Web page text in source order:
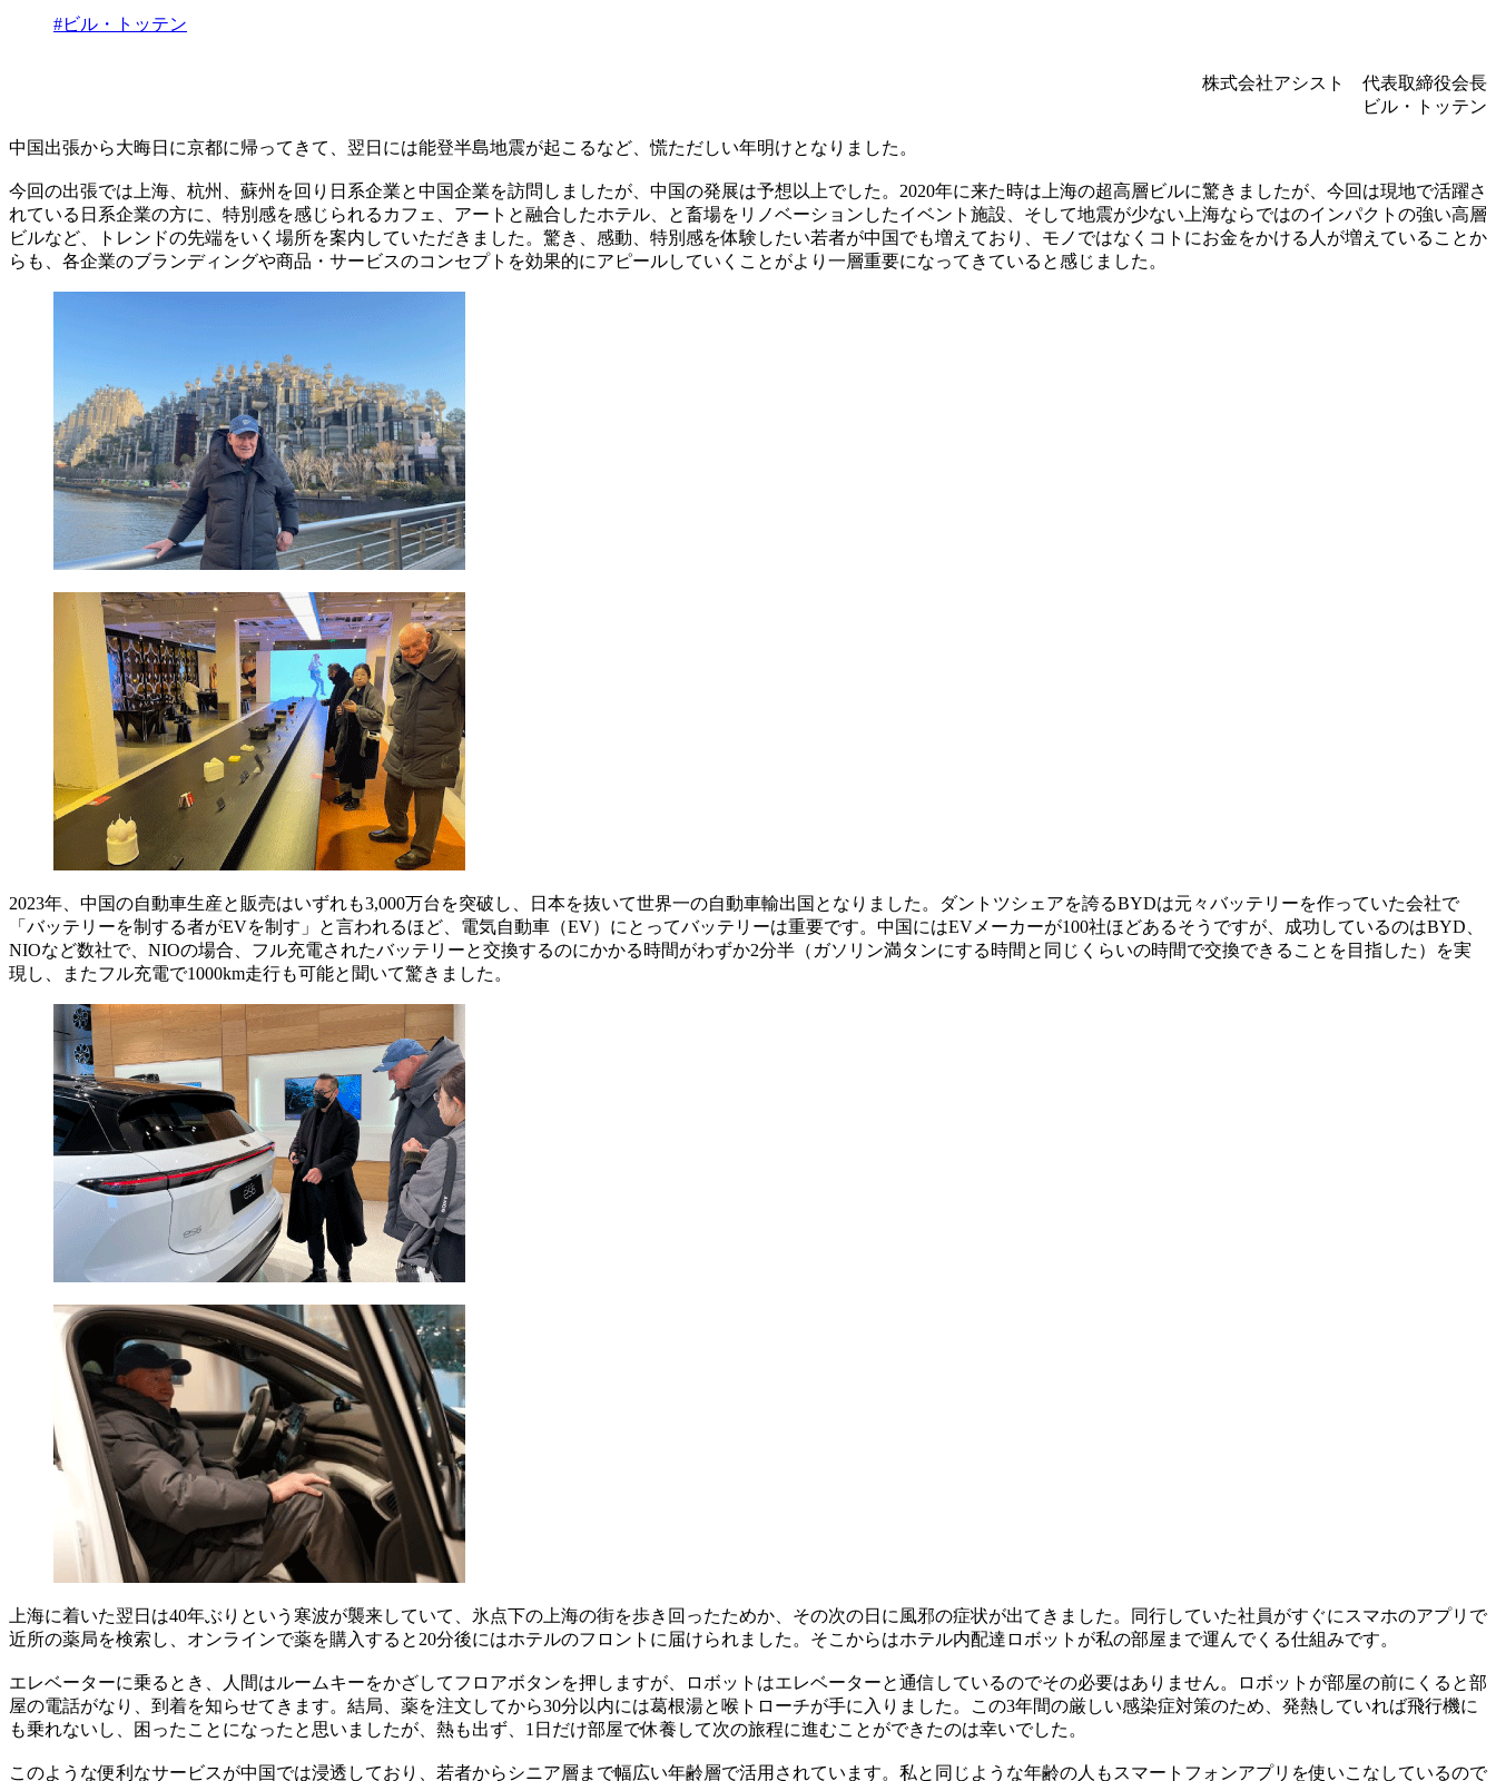
#ビル・トッテン
株式会社アシスト 代表取締役会長
ビル・トッテン
中国出張から大晦日に京都に帰ってきて、翌日には能登半島地震が起こるなど、慌ただしい年明けとなりました。
今回の出張では上海、杭州、蘇州を回り日系企業と中国企業を訪問しましたが、中国の発展は予想以上でした。2020年に来た時は上海の超高層ビルに驚きましたが、今回は現地で活躍さ
れている日系企業の方に、特別感を感じられるカフェ、アートと融合したホテル、と畜場をリノベーションしたイベント施設、そして地震が少ない上海ならではのインパクトの強い高層
ビルなど、トレンドの先端をいく場所を案内していただきました。驚き、感動、特別感を体験したい若者が中国でも増えており、モノではなくコトにお金をかける人が増えていることか
らも、各企業のブランディングや商品・サービスのコンセプトを効果的にアピールしていくことがより一層重要になってきていると感じました。
2023年、中国の自動車生産と販売はいずれも3,000万台を突破し、日本を抜いて世界一の自動車輸出国となりました。ダントツシェアを誇るBYDは元々バッテリーを作っていた会社で
「バッテリーを制する者がEVを制す」と言われるほど、電気自動車（EV）にとってバッテリーは重要です。中国にはEVメーカーが100社ほどあるそうですが、成功しているのはBYD、
NIOなど数社で、NIOの場合、フル充電されたバッテリーと交換するのにかかる時間がわずか2分半（ガソリン満タンにする時間と同じくらいの時間で交換できることを目指した）を実
現し、またフル充電で1000km走行も可能と聞いて驚きました。
上海に着いた翌日は40年ぶりという寒波が襲来していて、氷点下の上海の街を歩き回ったためか、その次の日に風邪の症状が出てきました。同行していた社員がすぐにスマホのアプリで
近所の薬局を検索し、オンラインで薬を購入すると20分後にはホテルのフロントに届けられました。そこからはホテル内配達ロボットが私の部屋まで運んでくる仕組みです。
エレベーターに乗るとき、人間はルームキーをかざしてフロアボタンを押しますが、ロボットはエレベーターと通信しているのでその必要はありません。ロボットが部屋の前にくると部
屋の電話がなり、到着を知らせてきます。結局、薬を注文してから30分以内には葛根湯と喉トローチが手に入りました。この3年間の厳しい感染症対策のため、発熱していれば飛行機に
も乗れないし、困ったことになったと思いましたが、熱も出ず、1日だけ部屋で休養して次の旅程に進むことができたのは幸いでした。
このような便利なサービスが中国では浸透しており、若者からシニア層まで幅広い年齢層で活用されています。私と同じような年齢の人もスマートフォンアプリを使いこなしているので